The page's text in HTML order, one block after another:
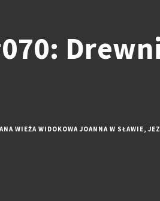
WIEŻA WIDOKOWA JOANNA W SŁAWIE,